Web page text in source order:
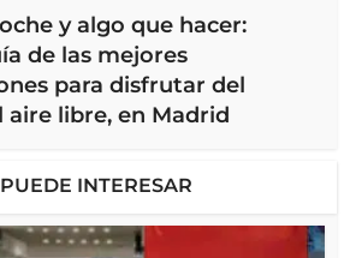
y algo que hacer:
de las mejores
para disfrutar del
aire libre, en Madrid
INTERESAR